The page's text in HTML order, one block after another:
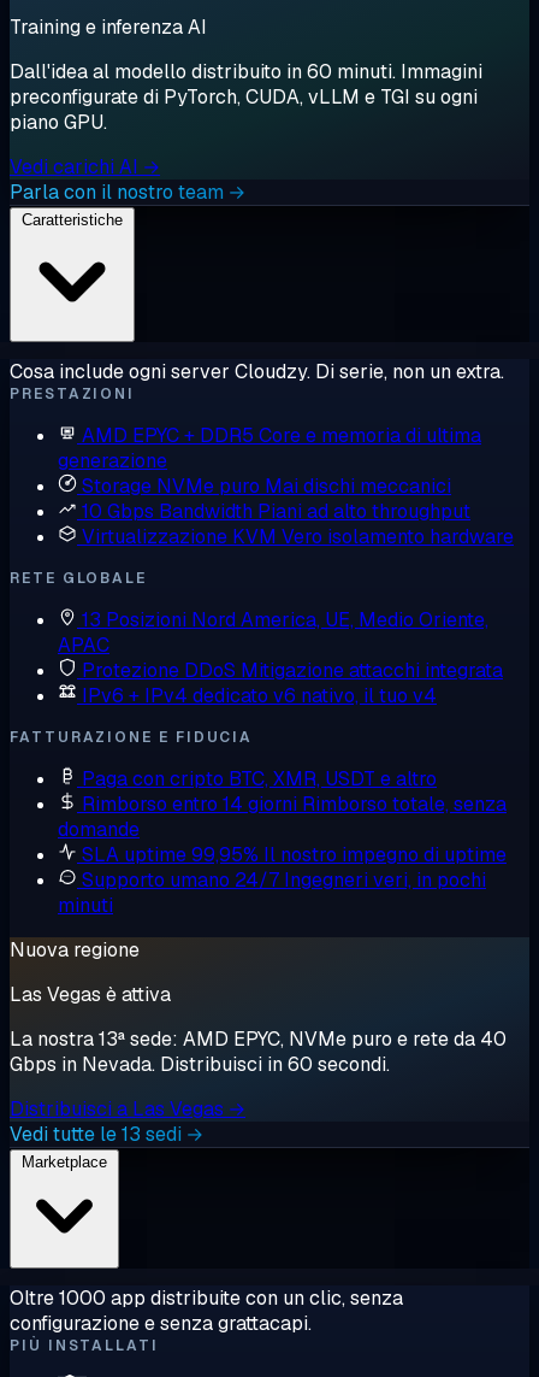
Training e inferenza AI
Dall'idea al modello distribuito in 60 minuti. Immagini
preconfigurate di PyTorch, CUDA, vLLM e TGI su ogni
piano GPU.
Vedi carichi AI →
Parla con il nostro team →
Cosa include ogni server Cloudzy. Di serie, non un extra.
PRESTAZIONI
AMD EPYC + DDR5 Core e memoria di ultima
generazione
Storage NVMe puro Mai dischi meccanici
10 Gbps Bandwidth Piani ad alto throughput
Virtualizzazione KVM Vero isolamento hardware
RETE GLOBALE
13 Posizioni Nord America, UE, Medio Oriente,
APAC
Protezione DDoS Mitigazione attacchi integrata
IPv6 + IPv4 dedicato v6 nativo, il tuo v4
FATTURAZIONE E FIDUCIA
Paga con cripto BTC, XMR, USDT e altro
Rimborso entro 14 giorni Rimborso totale, senza
domande
SLA uptime 99,95% Il nostro impegno di uptime
Supporto umano 24/7 Ingegneri veri, in pochi
minuti
Nuova regione
Las Vegas è attiva
La nostra 13ª sede: AMD EPYC, NVMe puro e rete da 40
Gbps in Nevada. Distribuisci in 60 secondi.
Distribuisci a Las Vegas →
Vedi tutte le 13 sedi →
Oltre 1000 app distribuite con un clic, senza
configurazione e senza grattacapi.
PIÙ INSTALLATI